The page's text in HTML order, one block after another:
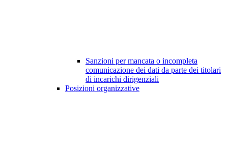
Sanzioni per mancata o incompleta
comunicazione dei dati da parte dei titolari
di incarichi dirigenziali
Posizioni organizzative